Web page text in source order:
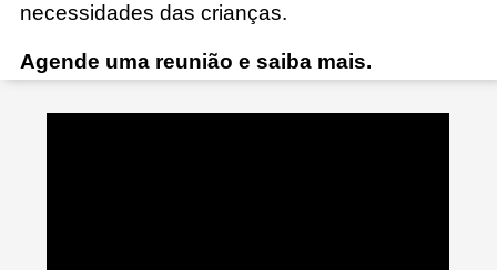
necessidades das crianças.
Agende uma reunião e saiba mais.